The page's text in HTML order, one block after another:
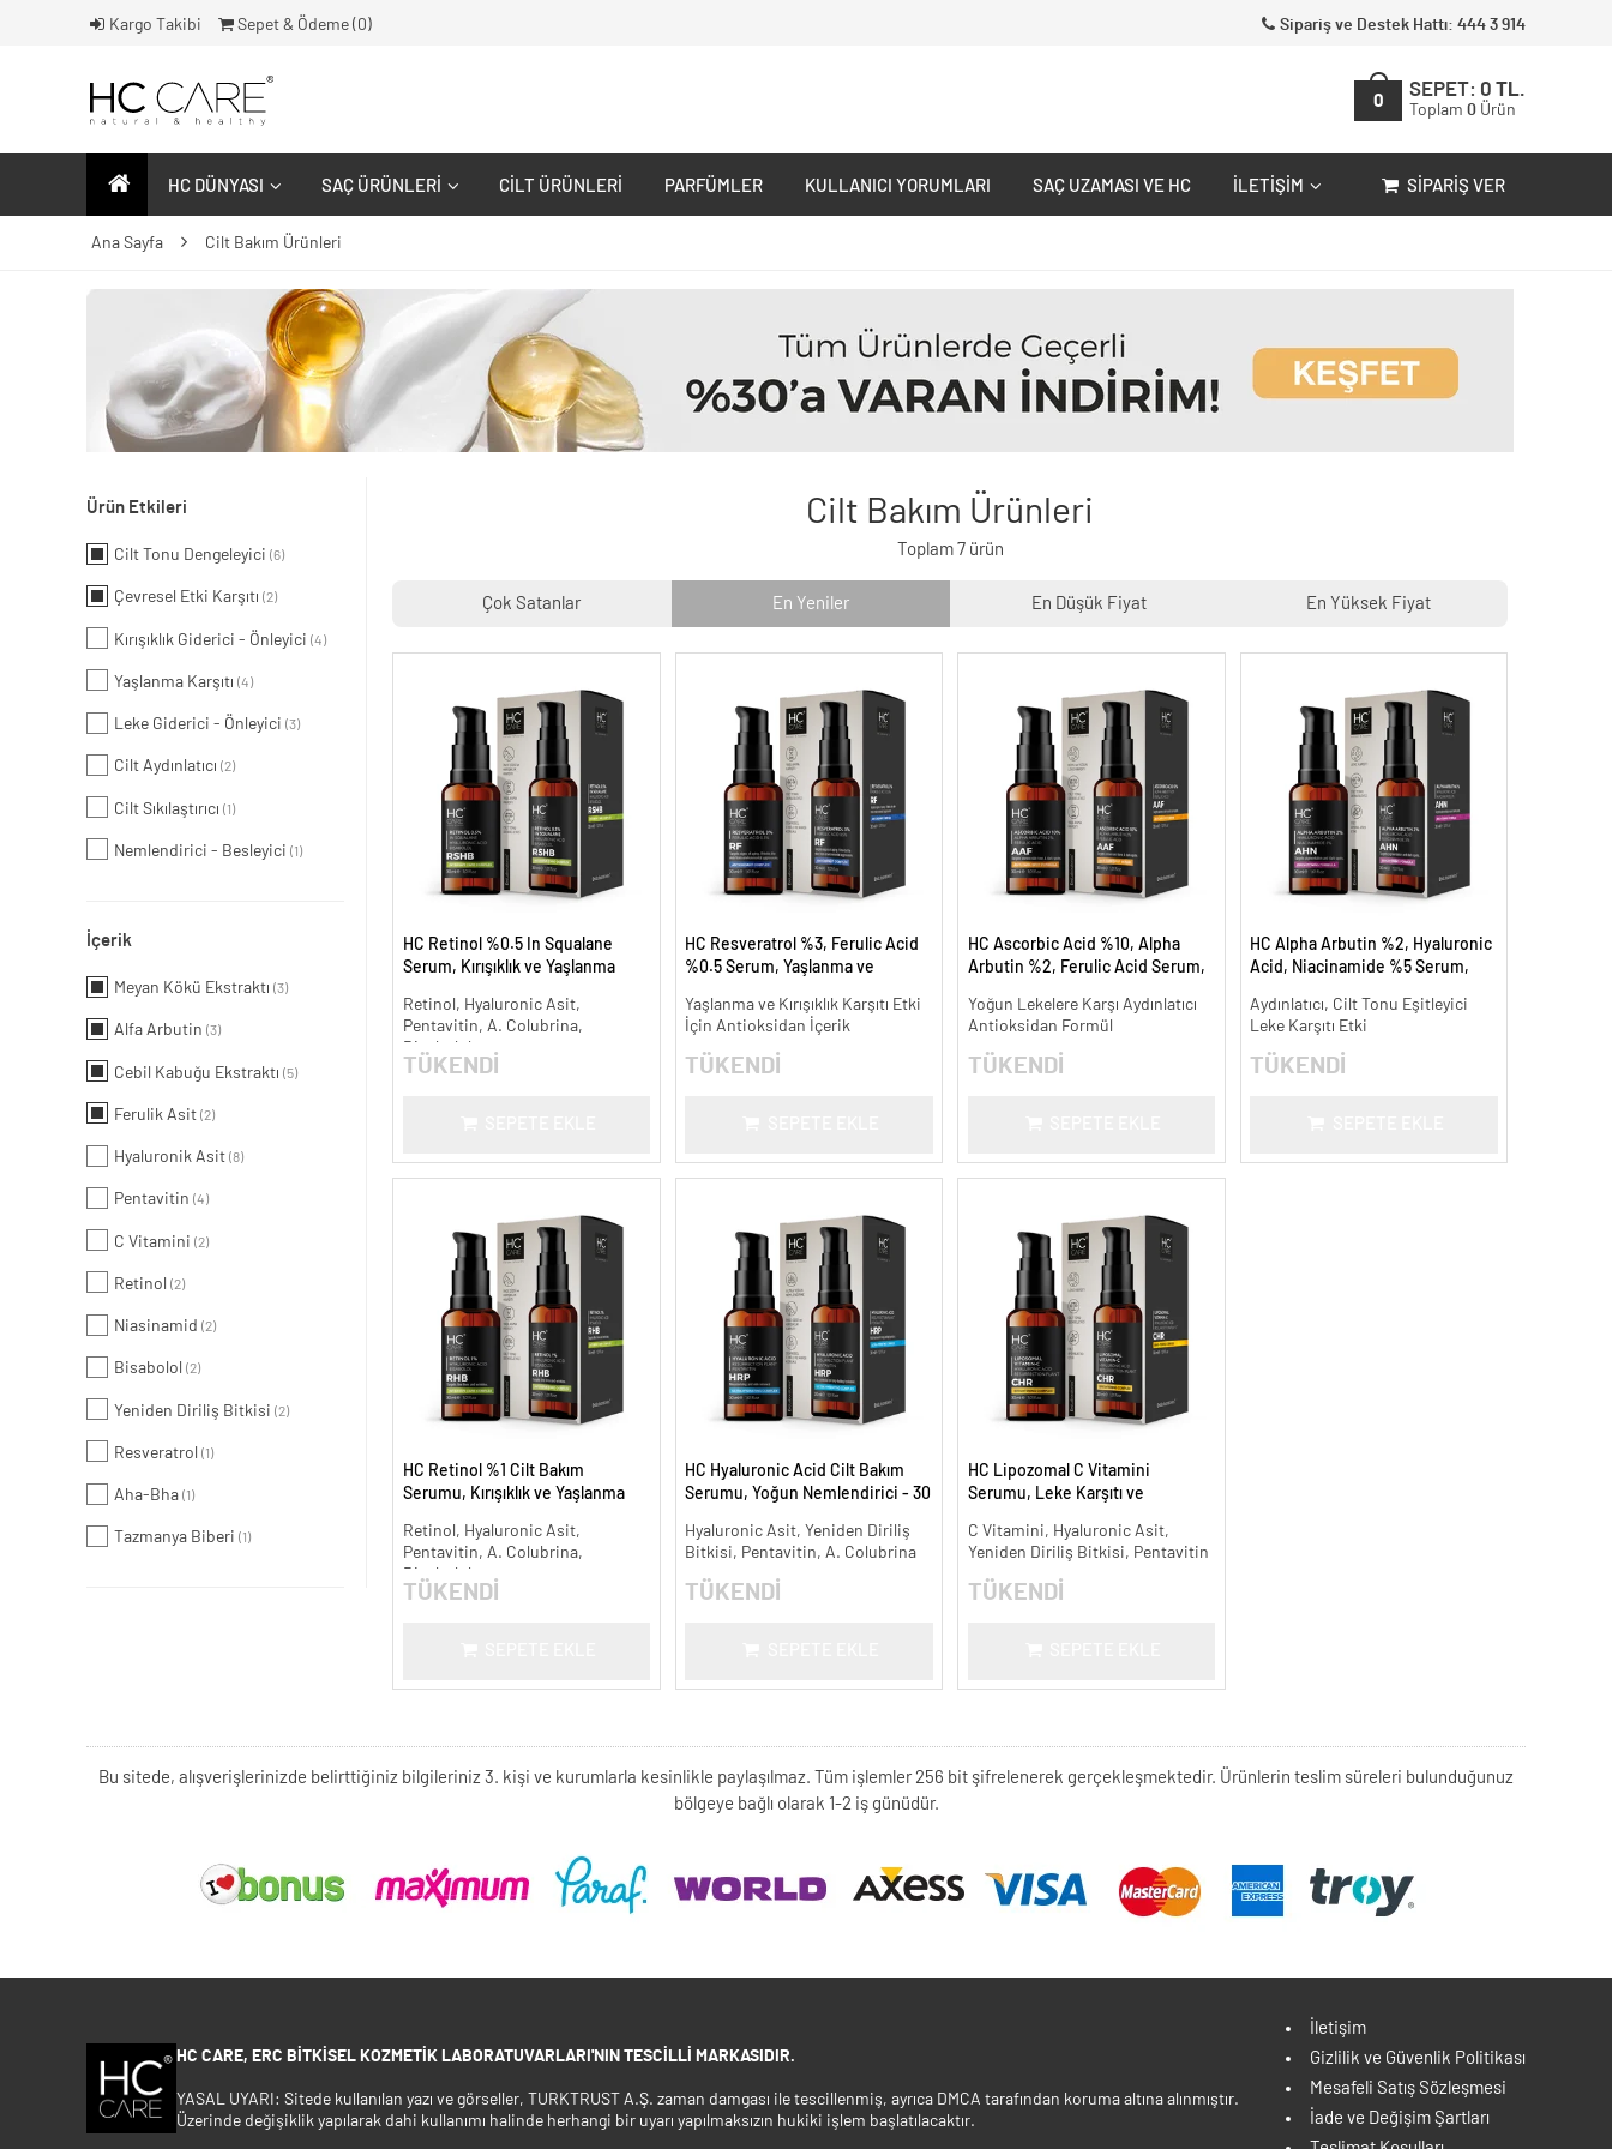
Kargo Takibi Sepet & Ödeme ( 0) Sipariş ve Destek Hattı: 444 3 914
0
SEPET: 0 TL.
Toplam 0 Ürün
HC DÜNYASI SAÇ ÜRÜNLERI CILT ÜRÜNLERI PARFÜMLER KULLANICI YORUMLARI SAÇ UZAMASI VE HC İLETIŞIM SIPARIŞ VER
Ana Sayfa Cilt Bakım Ürünleri
Ürün Etkileri
Cilt Tonu Dengeleyici (6)
Çevresel Etki Karşıtı (2)
Kırışıklık Giderici - Önleyici (4)
Yaşlanma Karşıtı (4)
Leke Giderici - Önleyici (3)
Cilt Aydınlatıcı (2)
Cilt Sıkılaştırıcı (1)
Nemlendirici - Besleyici (1)
İçerik
Meyan Kökü Ekstraktı (3)
Alfa Arbutin (3)
Cebil Kabuğu Ekstraktı (5)
Ferulik Asit (2)
Hyaluronik Asit (8)
Pentavitin (4)
C Vitamini (2)
Retinol (2)
Niasinamid (2)
Bisabolol (2)
Yeniden Diriliş Bitkisi (2)
Resveratrol (1)
Aha-Bha (1)
Tazmanya Biberi (1)
Cilt Bakım Ürünleri
Toplam 7 ürün
Çok Satanlar En Yeniler En Düşük Fiyat En Yüksek Fiyat
HC Retinol %0.5 In Squalane
Serum, Kırışıklık ve Yaşlanma
Retinol, Hyaluronic Asit,
Pentavitin, A. Colubrina,
Bisabolol
TÜKENDİ
HC Resveratrol %3, Ferulic Acid
%0.5 Serum, Yaşlanma ve
Yaşlanma ve Kırışıklık Karşıtı Etki
İçin Antioksidan İçerik
TÜKENDİ
HC Ascorbic Acid %10, Alpha
Arbutin %2, Ferulic Acid Serum,
ml.
Yoğun Lekelere Karşı Aydınlatıcı
Antioksidan Formül
TÜKENDİ
HC Alpha Arbutin %2, Hyaluronic
Acid, Niacinamide %5 Serum,
Aydınlatıcı, Cilt Tonu Eşitleyici
Leke Karşıtı Etki
TÜKENDİ
HC Retinol %1 Cilt Bakım
Serumu, Kırışıklık ve Yaşlanma
Retinol, Hyaluronic Asit,
Pentavitin, A. Colubrina,
Bisabolol
TÜKENDİ
HC Hyaluronic Acid Cilt Bakım
Serumu, Yoğun Nemlendirici - 30
Hyaluronic Asit, Yeniden Diriliş
Bitkisi, Pentavitin, A. Colubrina
TÜKENDİ
HC Lipozomal C Vitamini
Serumu, Leke Karşıtı ve
C Vitamini, Hyaluronic Asit,
Yeniden Diriliş Bitkisi, Pentavitin
TÜKENDİ
Bu sitede, alışverişlerinizde belirttiğiniz bilgileriniz 3. kişi ve kurumlarla kesinlikle paylaşılmaz. Tüm işlemler 256 bit şifrelenerek gerçekleşmektedir. Ürünlerin teslim süreleri bulunduğunuz
bölgeye bağlı olarak 1-2 iş günüdür.
HC CARE, ERC BITKISEL KOZMETIK LABORATUVARLARI'NIN TESCILLI MARKASIDIR.
YASAL UYARI: Sitede kullanılan yazı ve görseller, TURKTRUST A.Ş. zaman damgası ile tescillenmiş, ayrıca DMCA tarafından koruma altına alınmıştır.
Üzerinde değişiklik yapılarak dahi kullanımı halinde herhangi bir uyarı yapılmaksızın hukiki işlem başlatılacaktır.
İletişim
Gizlilik ve Güvenlik Politikası
Mesafeli Satış Sözleşmesi
İade ve Değişim Şartları